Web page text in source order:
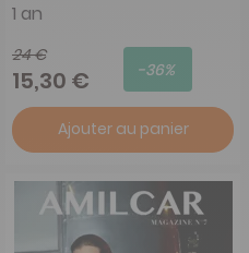
1 an
24 €
15,30 € -36%
Ajouter au panier